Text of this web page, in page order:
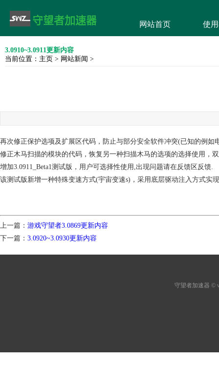
网站首页 使
3.0910~3.0911更新内容
当前位置： 主页 > 网站新闻 >
再次修正保护选项及扩展区代码，防止与部分安全软件冲突(已知的例如
修正木马扫描的模块的代码，恢复另一种扫描木马的选项的选择使用，
增加3.0911_Beta1测试版，用户可选择性使用,出现问题请在反馈区反馈.
该测试版新增一种特殊变速方式(宇宙变速s)，采用底层驱动注入方式实
上一篇： 游戏守望者3.0869更新内容
下一篇： 3.0920~3.0930更新内容
守望者加速器 ©